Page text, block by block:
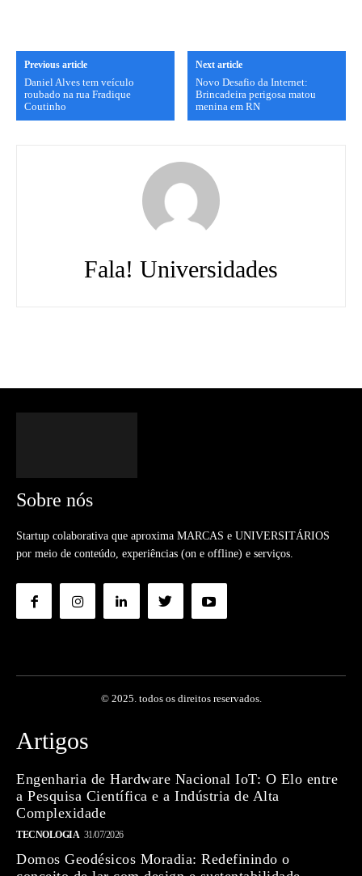
Previous article
Daniel Alves tem veículo
roubado na rua Fradique
Coutinho
Next article
Novo Desafio da Internet:
Brincadeira perigosa matou
menina em RN
Fala! Universidades
Sobre nós
Startup colaborativa que aproxima MARCAS e UNIVERSITÁRIOS
por meio de conteúdo, experiências (on e offline) e serviços.
© 2025. todos os direitos reservados.
Artigos
Engenharia de Hardware Nacional IoT: O Elo entre
a Pesquisa Científica e a Indústria de Alta
Complexidade
TECNOLOGIA 31/07/2026
Domos Geodésicos Moradia: Redefinindo o